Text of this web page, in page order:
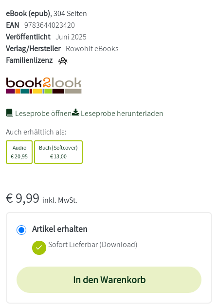
eBook (epub), 304 Seiten
EAN 9783644023420
Veröffentlicht Juni 2025
Verlag/Hersteller Rowohlt eBooks
Familienlizenz
Leseprobe öffnen
Leseprobe herunterladen
Auch erhältlich als:
Audio
€20,95
Buch (Softcover)
€ 13,00
€9,99 inkl. MwSt.
Artikel erhalten
Sofort Lieferbar (Download)
In den Warenkorb